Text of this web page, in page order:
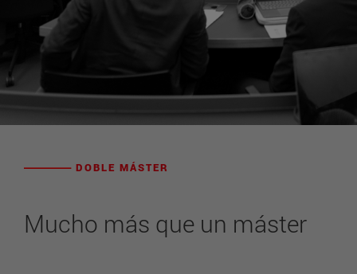
DOBLE MÁSTER
Mucho más que un máster